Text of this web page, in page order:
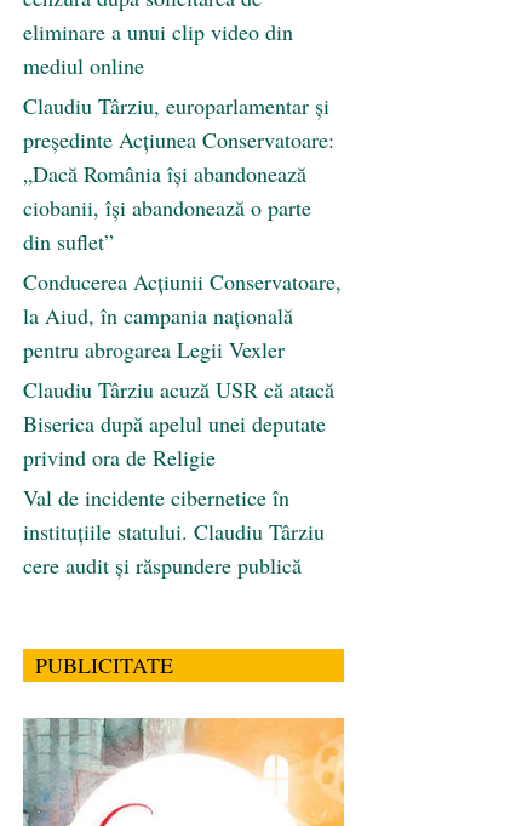
eliminare a unui clip video din
mediul online
Claudiu Târziu, europarlamentar și
președinte Acțiunea Conservatoare:
„Dacă România își abandonează
ciobanii, își abandonează o parte
din suflet”
Conducerea Acțiunii Conservatoare,
la Aiud, în campania națională
pentru abrogarea Legii Vexler
Claudiu Târziu acuză USR că atacă
Biserica după apelul unei deputate
privind ora de Religie
Val de incidente cibernetice în
instituțiile statului. Claudiu Târziu
cere audit și răspundere publică
PUBLICITATE